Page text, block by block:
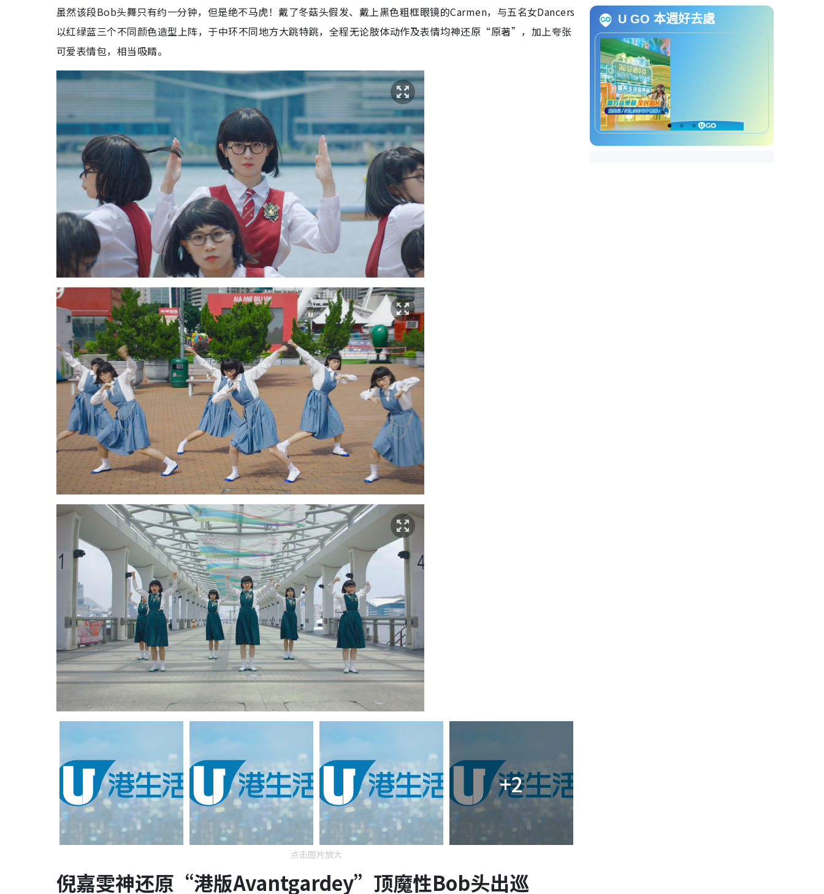
虽然该段Bob头舞只有约一分钟，但是绝不马虎！戴了冬菇头假发、戴上黑色粗框眼镜的Carmen，与五名女Dancers
以红绿蓝三个不同颜色造型上阵，于中环不同地方大跳特跳，全程无论肢体动作及表情均神还原“原著”，加上夸张
可爱表情包，相当吸睛。
+2
点击图片放大
倪嘉雯神还原“港版Avantgardey”顶魔性Bob头出巡
U GO 本週好去處